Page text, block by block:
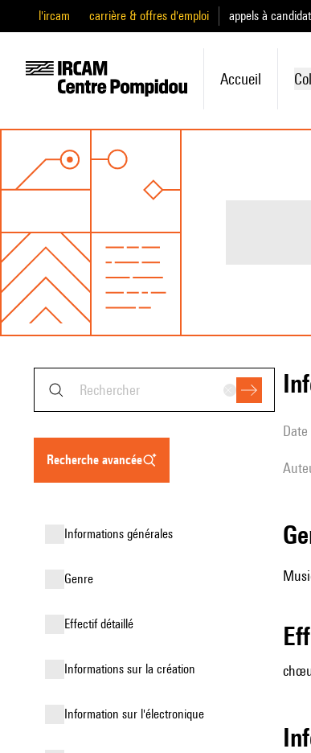
l'ircam carrière & offres d'emploi appels à
Accueil
recherche avancée
informations générales
genre
effectif détaillé
informations sur la création
Information sur l'électronique